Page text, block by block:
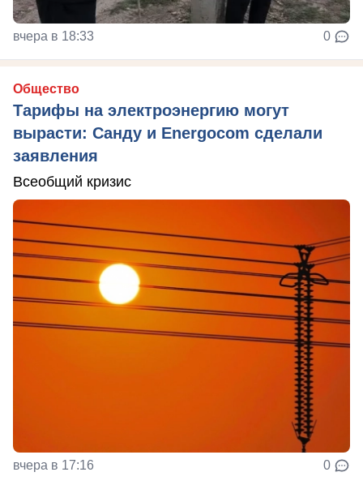
вчера в 18:33 0
Общество
Тарифы на электроэнергию могут
вырасти: Санду и Energocom сделали
заявления
Всеобщий кризис
вчера в 17:16 0